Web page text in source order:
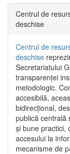
Centrul de
deschise
Centrul de
deschise
Secretariatului
transparenței
metodologic.
accesibilă,
bidirecțional,
publică centrală
și bune practici,
accesului la
mecanisme de